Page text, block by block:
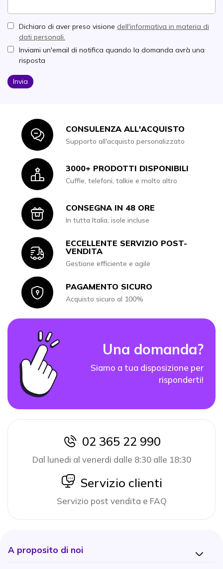
Dichiaro di aver preso visione dell'informativa in materia di
dati personali.
Inviami un'email di notifica quando la domanda avrà una
risposta
Invia
IconCONSULENZA ALL'ACQUISTO
Supporto all'acquisto personalizzato
Icon3000+ PRODOTTI DISPONIBILI
Cuffie, telefoni, talkie e molto altro
IconCONSEGNA IN 48 ORE
In tutta Italia, isole incluse
Icon
ECCELLENTE SERVIZIO POST-
VENDITA
Gestione efficiente e agile
IconPAGAMENTO SICURO
Acquisto sicuro al 100%
Una domanda?
Siamo a tua disposizione per
risponderti!
icon
02 365 22 990
Dal lunedi al venerdi dalle 8:30 alle 18:30
icon
Servizio clienti
Servizio post vendita e FAQ
A proposito di noi